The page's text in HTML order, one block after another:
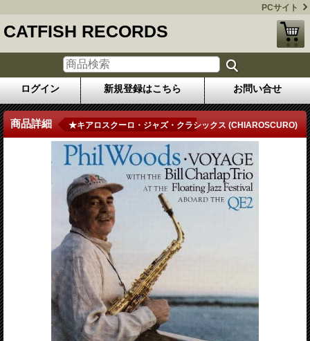
PCサイト
CATFISH RECORDS
ログイン 新規登録はこちら お問い合せ
商品詳細 ★キアロスクーロ・ジャズ・クラシックス (CHIAROSCURO)